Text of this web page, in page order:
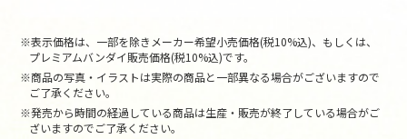
※表示価格は、一部を除きメーカー希望小売価格(税10%込)、もしくは、
プレミアムバンダイ販売価格(税10%込)です。
※商品の写真・イラストは実際の商品と一部異なる場合がございますので
ご了承ください。
※発売から時間の経過している商品は生産・販売が終了している場合がご
ざいますのでご了承ください。